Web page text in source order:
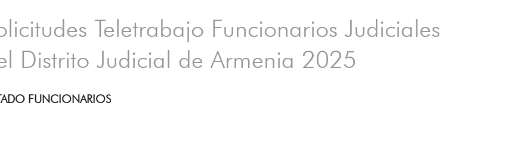
Teletrabajo Funcionarios Judiciales
Distrito Judicial de Armenia 2025
FUNCIONARIOS